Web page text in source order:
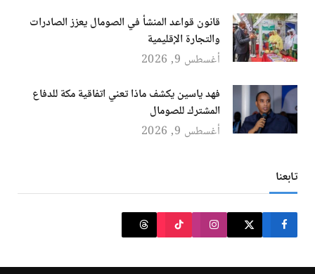
قانون قواعد المنشأ في الصومال يعزز الصادرات
والتجارة الإقليمية
أغسطس 9, 2026
فهد ياسين يكشف ماذا تعني اتفاقية مكة للدفاع
المشترك للصومال
أغسطس 9, 2026
تابعنا